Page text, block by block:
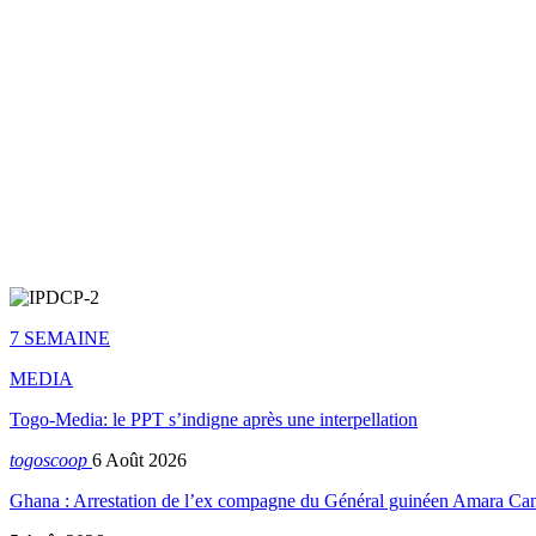
7 SEMAINE
MEDIA
Togo-Media: le PPT s’indigne après une interpellation
togoscoop 6 Août 2026
Ghana : Arrestation de l’ex compagne du Général guinéen Amara